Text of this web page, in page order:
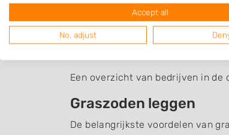
Graszoden
Een overzicht van bedrijven in de
Graszoden leggen
De belangrijkste voordelen van
Accept all
No, adjust